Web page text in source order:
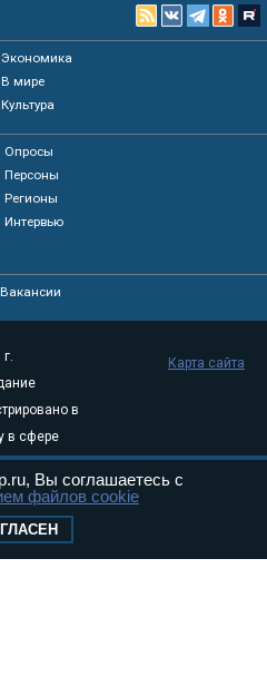
Экономика
В мире
Культура
Опросы
Персоны
Регионы
Интервью
Вакансии
в
в сфере
и
05
№ ФС77-
Карта сайта
Вы соглашаетесь с
файлов cookie